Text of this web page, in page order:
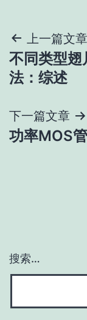
文
章
航
上一篇文章
不同类型翅
法：综述
下一篇文章
功率MOS
搜索…